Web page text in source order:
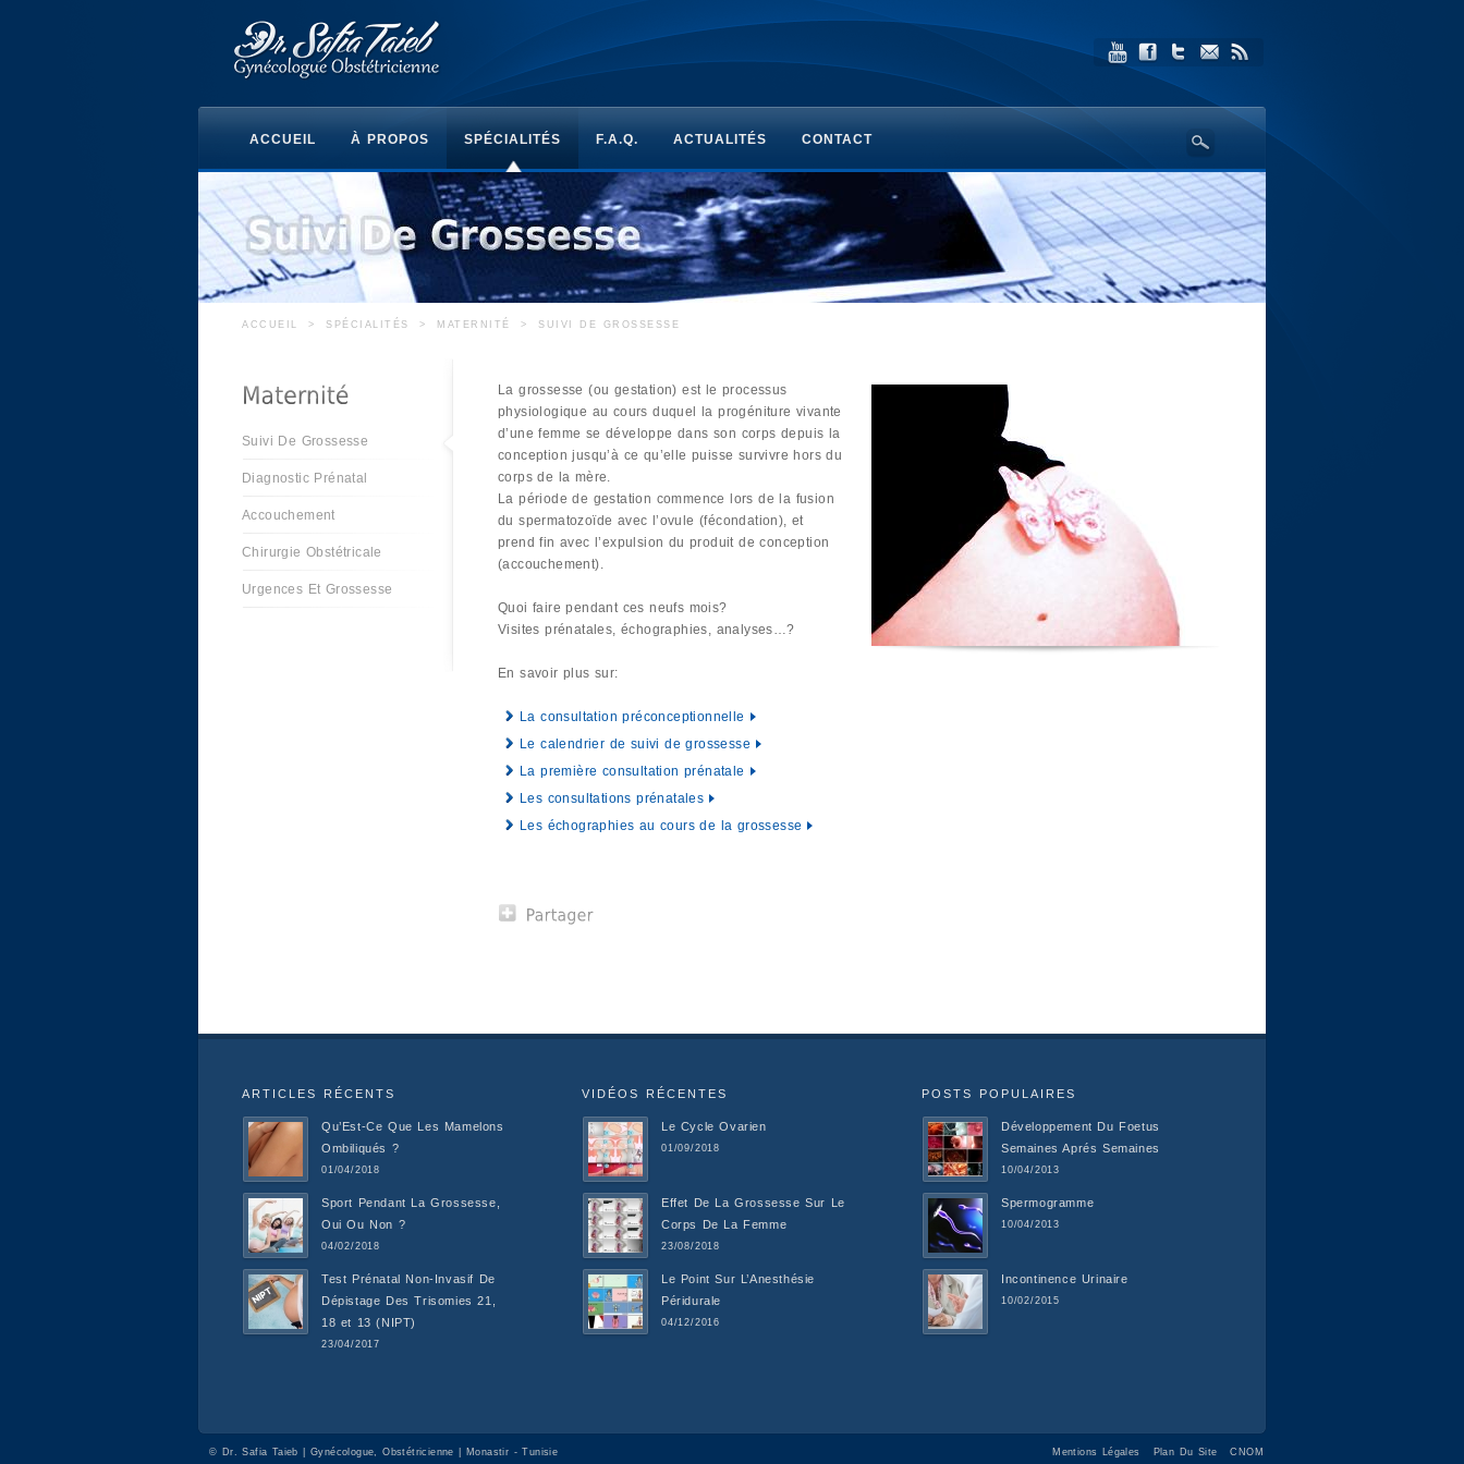
ACCUEIL À PROPOS SPÉCIALITÉS F.A.Q. ACTUALITÉS CONTACT
ACCUEIL > SPÉCIALITÉS > MATERNITÉ > SUIVI DE GROSSESSE
La grossesse (ou gestation) est le processus
physiologique au cours duquel la progéniture vivante
d’une femme se développe dans son corps depuis la
conception jusqu’à ce qu’elle puisse survivre hors du
corps de la mère.
La période de gestation commence lors de la fusion
du spermatozoïde avec l’ovule (fécondation), et
prend fin avec l’expulsion du produit de conception
(accouchement).
Quoi faire pendant ces neufs mois?
Visites prénatales, échographies, analyses…?
En savoir plus sur:
La consultation préconceptionnelle
Le calendrier de suivi de grossesse
La première consultation prénatale
Les consultations prénatales
Les échographies au cours de la grossesse
Suivi De Grossesse
Diagnostic Prénatal
Accouchement
Chirurgie Obstétricale
Urgences Et Grossesse
ARTICLES RÉCENTS
Qu’Est-Ce Que Les Mamelons
Ombiliqués ?
01/04/2018
Sport Pendant La Grossesse,
Oui Ou Non ?
04/02/2018
Test Prénatal Non-Invasif De
Dépistage Des Trisomies 21,
18 et 13 (NIPT)
23/04/2017
VIDÉOS RÉCENTES
Le Cycle Ovarien
01/09/2018
Effet De La Grossesse Sur Le
Corps De La Femme
23/08/2018
Le Point Sur L’Anesthésie
Péridurale
04/12/2016
POSTS POPULAIRES
Développement Du Foetus
Semaines Aprés Semaines
10/04/2013
Spermogramme
10/04/2013
Incontinence Urinaire
10/02/2015
© Dr. Safia Taieb | Gynécologue, Obstétricienne | Monastir - Tunisie Mentions Légales Plan Du Site CNOM